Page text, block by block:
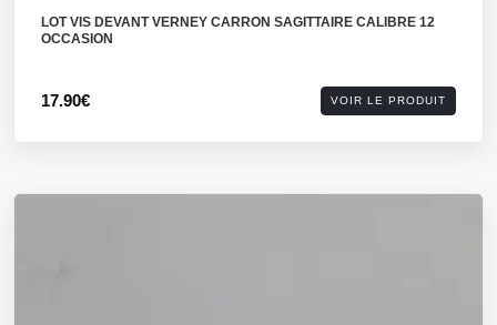
LOT VIS DEVANT VERNEY CARRON SAGITTAIRE CALIBRE 12
OCCASION
17.90€ VOIR LE PRODUIT